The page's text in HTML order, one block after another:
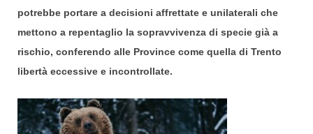
potrebbe portare a decisioni affrettate e unilaterali che
mettono a repentaglio la sopravvivenza di specie già a
rischio, conferendo alle Province come quella di Trento
libertà eccessive e incontrollate.